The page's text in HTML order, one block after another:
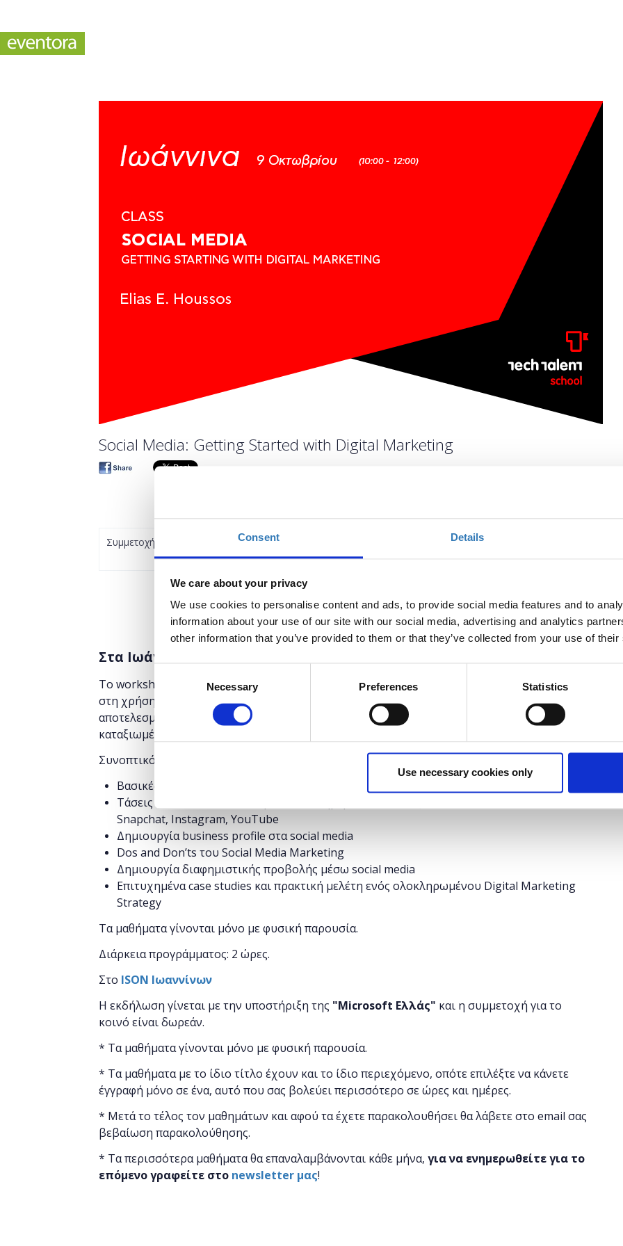
Consent Details
We care about your privacy
We use cookies to personalise content and ads, to provide social media features and to
information about your use of our site with our social media, advertising and analytics
other information that you’ve provided to them or that they’ve collected from your use of
Selection
Necessary Preferences Statistics
Use necessary cookies only
Social Media: Getting Started with Digital Marketing
Συμμετοχή
Στα Ιωάννινα
Το workshop έχει στόχο να δώσει την δυνατότητα στους συμμετέχοντες να εκπαιδευτούν
στη χρήση σημαντικών μέσων κοινωνικής δικτύωσης, να μάθουν τον τρόπο μέτρησης της
αποτελεσματικότητας του Digital Marketing και να δουν βέλτιστες πρακτικές απο
καταξιωμένα brands.
Συνοπτικό πρόγραμμα:
Βασικές Έννοιες Digital Marketing
Τάσεις των Social Media στην Ελλάδα σήμερα και διεθνώς: Facebook, Linkedln,Twitter,
Snapchat, Instagram, YouTube
Δημιουργία business profile στα social media
Dos and Don’ts του Social Media Marketing
Δημιουργία διαφημιστικής προβολής μέσω social media
Επιτυχημένα case studies και πρακτική μελέτη ενός ολοκληρωμένου Digital Marketing
Strategy
Τα μαθήματα γίνονται μόνο με φυσική παρουσία.
Διάρκεια προγράμματος: 2 ώρες.
Στο ISON Ιωαννίνων
Η εκδήλωση γίνεται με την υποστήριξη της "Microsoft Ελλάς" και η συμμετοχή για το
κοινό είναι δωρεάν.
* Τα μαθήματα γίνονται μόνο με φυσική παρουσία.
* Τα μαθήματα με το ίδιο τίτλο έχουν και το ίδιο περιεχόμενο, οπότε επιλέξτε να κάνετε
έγγραφή μόνο σε ένα, αυτό που σας βολεύει περισσότερο σε ώρες και ημέρες.
* Μετά το τέλος τον μαθημάτων και αφού τα έχετε παρακολουθήσει θα λάβετε στο email σας
βεβαίωση παρακολούθησης.
* Τα περισσότερα μαθήματα θα επαναλαμβάνονται κάθε μήνα, για να ενημερωθείτε για το
επόμενο γραφείτε στο newsletter μας!